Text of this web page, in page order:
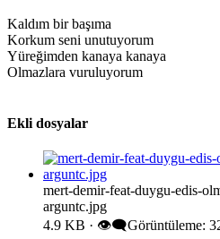
Kaldım bir başıma
Korkum seni unutuyorum
Yüreğimden kanaya kanaya
Olmazlara vuruluyorum
Ekli dosyalar
mert-demir-feat-duygu-edis-
arguntc.jpg
4.9 KB · 👁️‍🗨️Görüntüleme: